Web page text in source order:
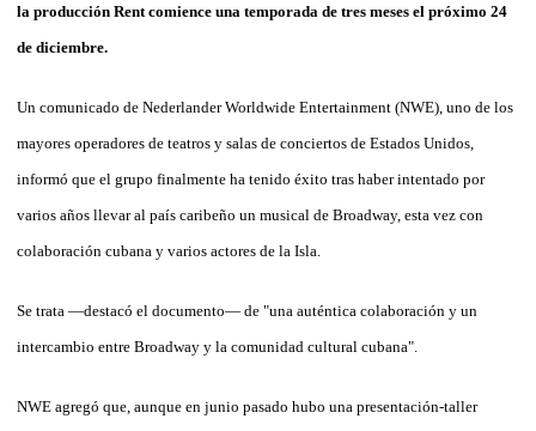
la producción Rent comience una temporada de tres meses el próximo 24
de diciembre.
Un comunicado de Nederlander Worldwide Entertainment (NWE), uno de los
mayores operadores de teatros y salas de conciertos de Estados Unidos,
informó que el grupo finalmente ha tenido éxito tras haber intentado por
varios años llevar al país caribeño un musical de Broadway, esta vez con
colaboración cubana y varios actores de la Isla.
Se trata —destacó el documento— de "una auténtica colaboración y un
intercambio entre Broadway y la comunidad cultural cubana".
NWE agregó que, aunque en junio pasado hubo una presentación-taller